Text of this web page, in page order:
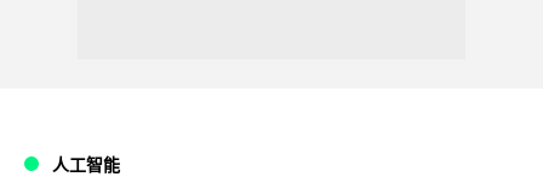
人工智能